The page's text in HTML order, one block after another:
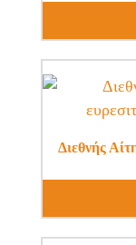
Διεθνής